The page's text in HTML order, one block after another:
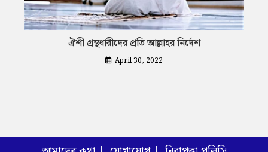
ঐশী গ্রন্থধারীদের প্রতি আল্লাহর নির্দেশ
April 30, 2022